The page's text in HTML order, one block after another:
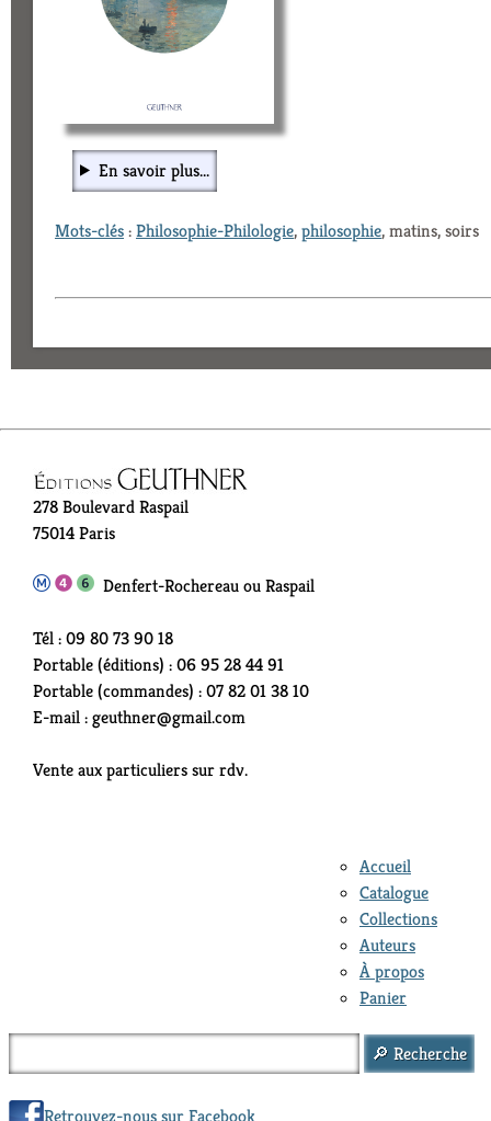
En savoir plus...
Mots-clés:Philosophie-Philologie,philosophie, matins, soirs
278 Boulevard Raspail
75014 Paris
Denfert-Rochereau ou Raspail
Tél : 09 80 73 90 18
Portable (éditions) : 06 95 28 44 91
Portable (commandes) : 07 82 01 38 10
E-mail : geuthner@gmail.com
Vente aux particuliers sur rdv.
Accueil
Catalogue
Collections
Auteurs
À propos
Panier
Retrouvez-nous sur Facebook